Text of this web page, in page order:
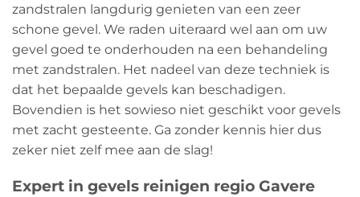
zandstralen langdurig genieten van een zeer
schone gevel. We raden uiteraard wel aan om uw
gevel goed te onderhouden na een behandeling
met zandstralen. Het nadeel van deze techniek is
dat het bepaalde gevels kan beschadigen.
Bovendien is het sowieso niet geschikt voor gevels
met zacht gesteente. Ga zonder kennis hier dus
zeker niet zelf mee aan de slag!
Expert in gevels reinigen regio Gavere